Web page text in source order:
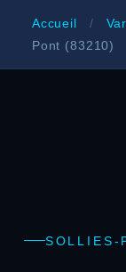
Accueil /
Pont (83210)